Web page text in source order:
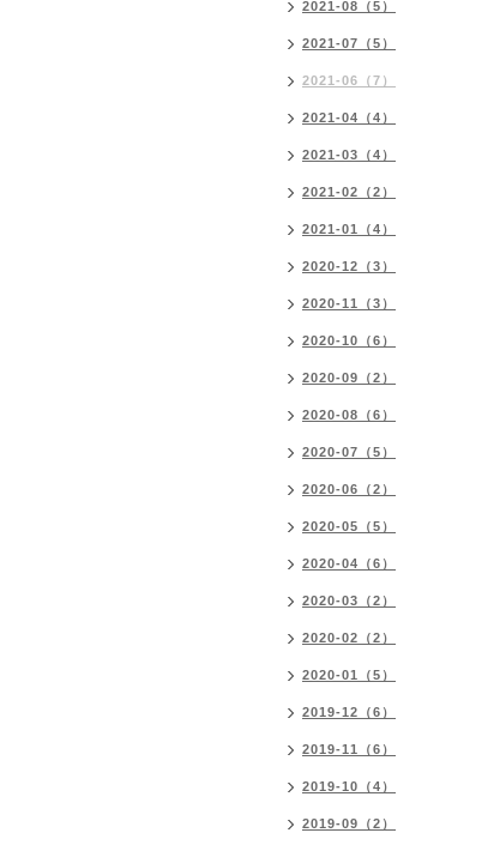
2021-08（5）
2021-07（5）
2021-06（7）
2021-04（4）
2021-03（4）
2021-02（2）
2021-01（4）
2020-12（3）
2020-11（3）
2020-10（6）
2020-09（2）
2020-08（6）
2020-07（5）
2020-06（2）
2020-05（5）
2020-04（6）
2020-03（2）
2020-02（2）
2020-01（5）
2019-12（6）
2019-11（6）
2019-10（4）
2019-09（2）